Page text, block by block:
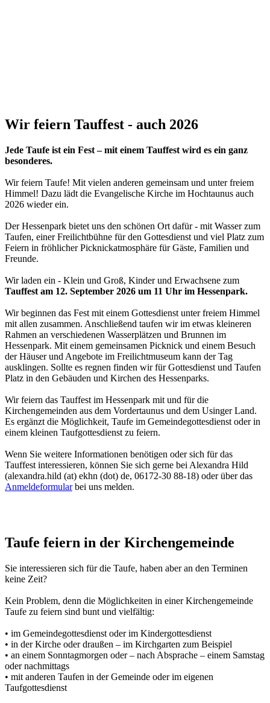
Wir feiern Tauffest - auch 2026
Jede Taufe ist ein Fest – mit einem Tauffest wird es ein ganz
besonderes.
Wir feiern Taufe! Mit vielen anderen gemeinsam und unter freiem
Himmel! Dazu lädt die Evangelische Kirche im Hochtaunus auch
2026 wieder ein.
Der Hessenpark bietet uns den schönen Ort dafür - mit Wasser zum
Taufen, einer Freilichtbühne für den Gottesdienst und viel Platz zum
Feiern in fröhlicher Picknickatmosphäre für Gäste, Familien und
Freunde.
Wir laden ein - Klein und Groß, Kinder und Erwachsene zum
Tauffest am 12. September 2026 um 11 Uhr im Hessenpark.
Wir beginnen das Fest mit einem Gottesdienst unter freiem Himmel
mit allen zusammen. Anschließend taufen wir im etwas kleineren
Rahmen an verschiedenen Wasserplätzen und Brunnen im
Hessenpark. Mit einem gemeinsamen Picknick und einem Besuch
der Häuser und Angebote im Freilichtmuseum kann der Tag
ausklingen. Sollte es regnen finden wir für Gottesdienst und Taufen
Platz in den Gebäuden und Kirchen des Hessenparks.
Wir feiern das Tauffest im Hessenpark mit und für die
Kirchengemeinden aus dem Vordertaunus und dem Usinger Land.
Es ergänzt die Möglichkeit, Taufe im Gemeindegottesdienst oder in
einem kleinen Taufgottesdienst zu feiern.
Wenn Sie weitere Informationen benötigen oder sich für das
Tauffest interessieren, können Sie sich gerne bei Alexandra Hild
(alexandra.hild (at) ekhn (dot) de, 06172-30 88-18) oder über das
Anmeldeformularbei uns melden.
Taufe feiern in der Kirchengemeinde
Sie interessieren sich für die Taufe, haben aber an den Terminen
keine Zeit?
Kein Problem, denn die Möglichkeiten in einer Kirchengemeinde
Taufe zu feiern sind bunt und vielfältig:
• im Gemeindegottesdienst oder im Kindergottesdienst
• in der Kirche oder draußen – im Kirchgarten zum Beispiel
• an einem Sonntagmorgen oder – nach Absprache – einem Samstag
oder nachmittags
• mit anderen Taufen in der Gemeinde oder im eigenen
Taufgottesdienst